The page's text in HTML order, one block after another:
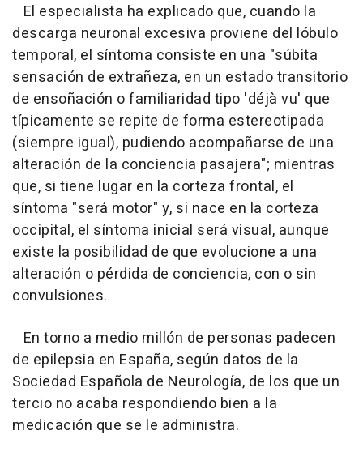
El especialista ha explicado que, cuando la
descarga neuronal excesiva proviene del lóbulo
temporal, el síntoma consiste en una "súbita
sensación de extrañeza, en un estado transitorio
de ensoñación o familiaridad tipo 'déjà vu' que
típicamente se repite de forma estereotipada
(siempre igual), pudiendo acompañarse de una
alteración de la conciencia pasajera"; mientras
que, si tiene lugar en la corteza frontal, el
síntoma "será motor" y, si nace en la corteza
occipital, el síntoma inicial será visual, aunque
existe la posibilidad de que evolucione a una
alteración o pérdida de conciencia, con o sin
convulsiones.
En torno a medio millón de personas padecen
de epilepsia en España, según datos de la
Sociedad Española de Neurología, de los que un
tercio no acaba respondiendo bien a la
medicación que se le administra.